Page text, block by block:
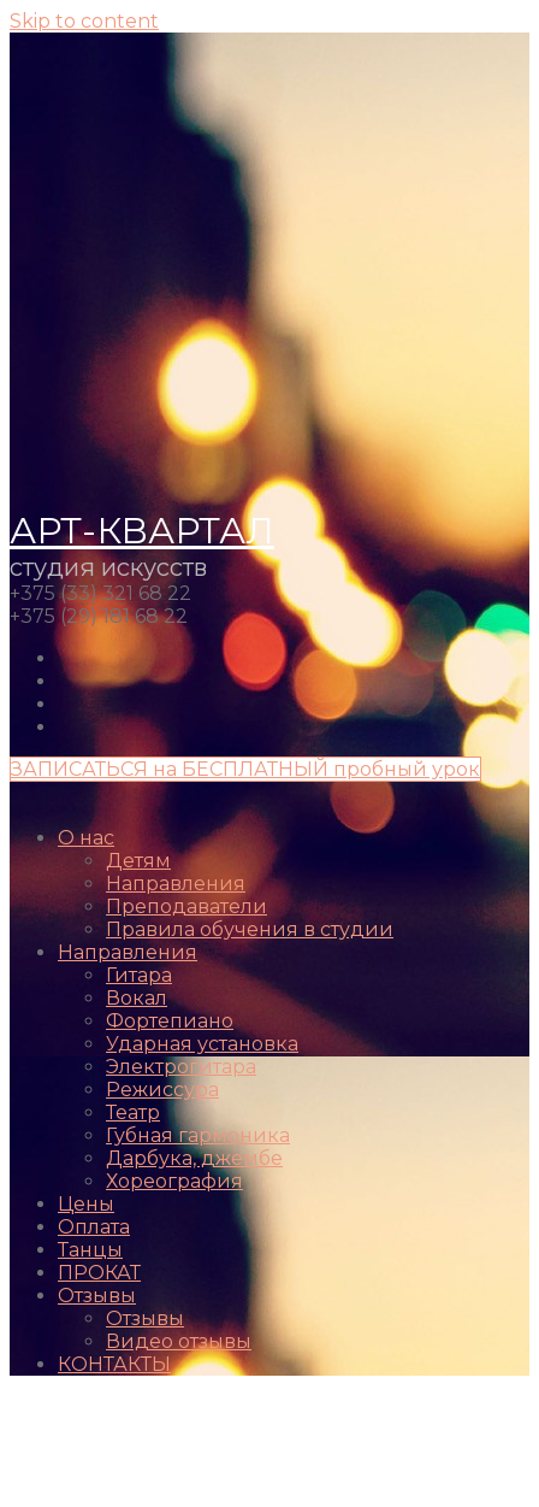
Skip to content
АРТ-КВАРТАЛ
студия искусств
+375 (33) 321 68 22
+375 (29) 181 68 22
ЗАПИСАТЬСЯ на БЕСПЛАТНЫЙ пробный урок
О нас
Детям
Направления
Преподаватели
Правила обучения в студии
Направления
Гитара
Вокал
Фортепиано
Ударная установка
Электрогитара
Режиссура
Театр
Губная гармоника
Дарбука, джембе
Хореография
Цены
Оплата
Танцы
ПРОКАТ
Отзывы
Отзывы
Видео отзывы
КОНТАКТЫ